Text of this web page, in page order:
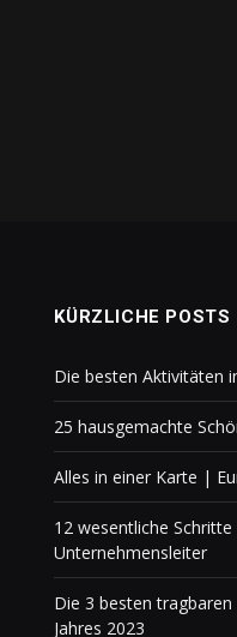
KÜRZLICHE POSTS
Die besten Aktivitäten
25 hausgemachte
Alles in einer Karte |
12 wesentliche
Unternehmensleiter
Die 3 besten
Jahres 2023